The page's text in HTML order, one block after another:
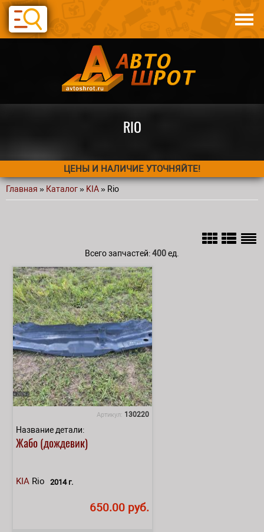
Перейти к основному содержанию
Авто по запчастям
Статьи
RIO
ЦЕНЫ И НАЛИЧИЕ УТОЧНЯЙТЕ!
Вы здесь
Главная » Каталог» KIA» Rio
Всего запчастей:400ед.
Артикул: 130220
Название детали:
Жабо (дождевик)
KIA Rio 2014 г.
650.00 руб.